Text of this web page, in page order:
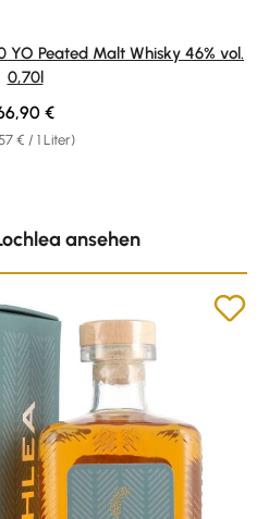
Peated Malt Whisky 46% vol.
0,70l
€ / 1 Liter)
Preis:
€
ansehen